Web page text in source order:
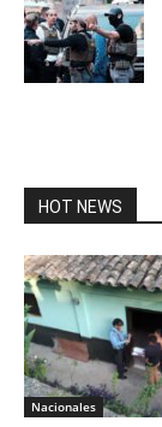
HOT NEWS
Nacionales